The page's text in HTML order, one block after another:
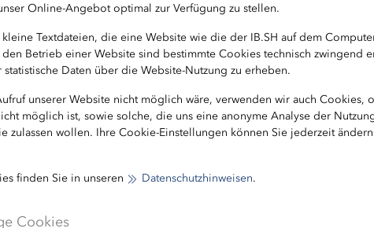
Online-Angebot optimal zur Verfügung zu stellen.
Textdateien, die eine Website wie die der IB.SH auf dem
Betrieb einer Website sind bestimmte Cookies technisch zwingend
Daten über die Website-Nutzung zu erheben.
unserer Website nicht möglich wäre, verwenden wir auch Cookies,
möglich ist, sowie solche, die uns eine anonyme Analyse der
zulassen wollen. Ihre Cookie-Einstellungen können Sie jederzeit
finden Sie in unseren Datenschutzhinweisen.
Cookies
prüfen wir auch, ob die langfristigen Ziele unseres
noch passen oder verändert werden müssen.
Informationen aus allen Fachbereichen der IB.SH stellt
eine ausführliche Erläuterung der Prozesse und eine
zugestellt. Das DNK-Büro ist die zentrale Stelle für die
Erklärung. Eventuelle Rückfragen des DNK-Büros